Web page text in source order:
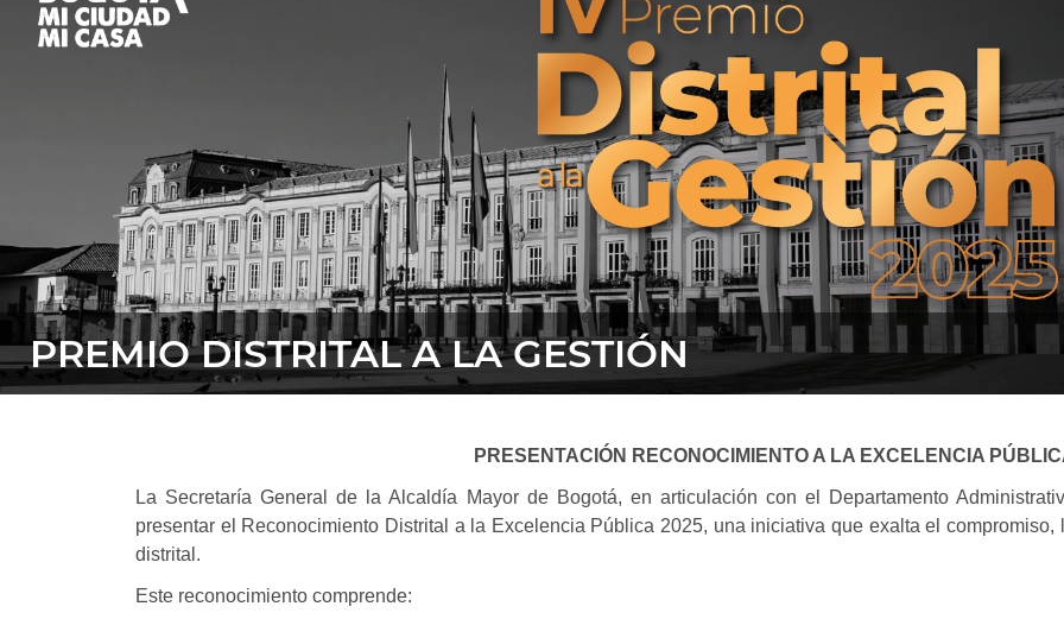
PREMIO DISTRITAL A LA GESTIÓN
PRESENTACIÓN RECONOCIMIENTO A LA EXCELENCIA
La Secretaría General de la Alcaldía Mayor de Bogotá, en articulación con el Departamento
presentar el Reconocimiento Distrital a la Excelencia Pública 2025, una iniciativa que exalta el
distrital.
Este reconocimiento comprende: